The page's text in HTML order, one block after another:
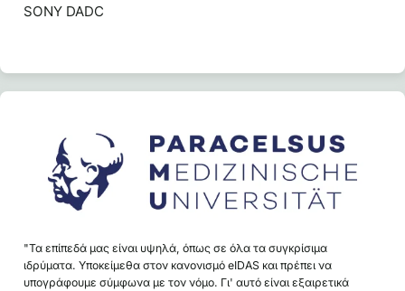
SONY DADC
"Τα επίπεδά μας είναι υψηλά, όπως σε όλα τα συγκρίσιμα
ιδρύματα. Υποκείμεθα στον κανονισμό eIDAS και πρέπει να
υπογράφουμε σύμφωνα με τον νόμο. Γι' αυτό είναι εξαιρετικά